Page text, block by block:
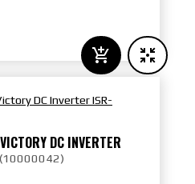
DC INVERTER
(10000042)